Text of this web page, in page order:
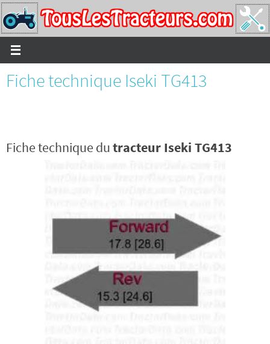
Passer
vers
le
contenu
Fiche technique Iseki TG413
Fiche technique dutracteur Iseki TG413